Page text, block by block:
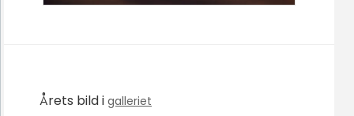
Årets bild i galleriet